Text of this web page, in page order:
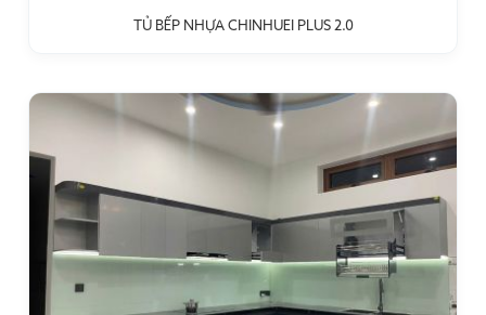
TỦ BẾP NHỰA CHINHUEI PLUS 2.0